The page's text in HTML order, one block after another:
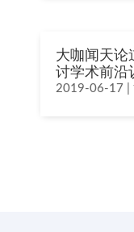
大咖闻天论
讨学术前沿
2019-06-17